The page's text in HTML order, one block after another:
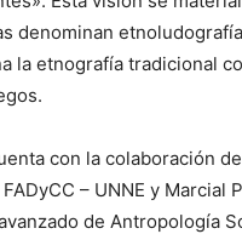
denominan
la etnografía tradicional
con la colaboración
– UNNE y Marcial
de Antropología